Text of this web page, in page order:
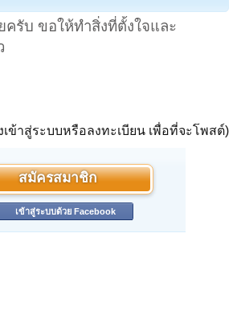
รับ ขอให้ทำสิ่งที่ตั้งใจและ
ข้าสู่ระบบหรือลงทะเบียน เพื่อที่จะโพสต์)
สมัครสมาชิก
เข้าสู่ระบบด้วย Facebook